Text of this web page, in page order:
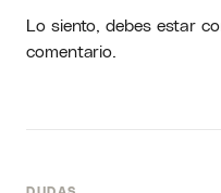
Lo siento, debes estar
comentario.